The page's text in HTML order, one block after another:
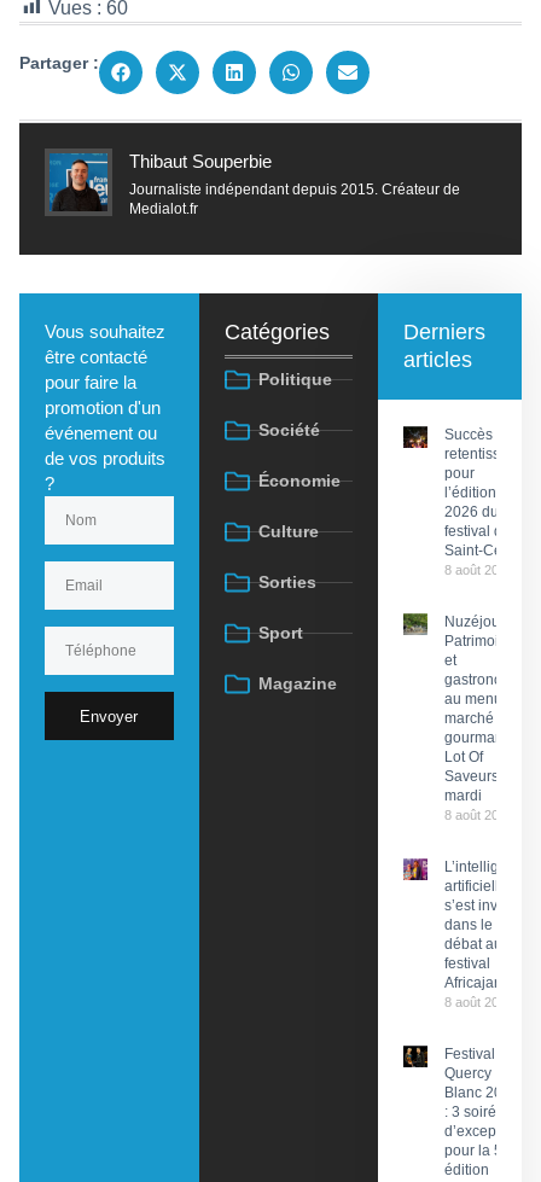
Vues : 60
Partager :
Thibaut Souperbie
Journaliste indépendant depuis 2015. Créateur de
Medialot.fr
Vous souhaitez
être contacté
pour faire la
promotion d'un
événement ou
de vos produits
?
Envoyer
Catégories
Politique
Société
Économie
Culture
Sorties
Sport
Magazine
Derniers
articles
Succès
retentissant
pour
l’édition
2026 du
festival de
Saint-Céré
8 août 2026
Nuzéjouls :
Patrimoine
et
gastronomie
au menu du
marché
gourmand
Lot Of
Saveurs ce
mardi
8 août 2026
L’intelligence
artificielle
s’est invitée
dans le
débat au
festival
Africajarc
8 août 2026
Festival du
Quercy
Blanc 2026
: 3 soirées
d’exception
pour la 58e
édition